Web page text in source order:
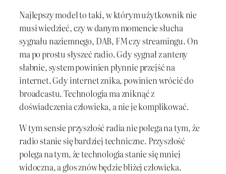
Najlepszy model to taki, w którym użytkownik nie
musi wiedzieć, czy w danym momencie słucha
sygnału naziemnego, DAB, FM czy streamingu. On
ma po prostu słyszeć radio. Gdy sygnał z anteny
słabnie, system powinien płynnie przejść na
internet. Gdy internet znika, powinien wrócić do
broadcastu. Technologia ma zniknąć z
doświadczenia człowieka, a nie je komplikować.
W tym sensie przyszłość radia nie polega na tym, że
radio stanie się bardziej techniczne. Przyszłość
polega na tym, że technologia stanie się mniej
widoczna, a głos znów będzie bliżej człowieka.